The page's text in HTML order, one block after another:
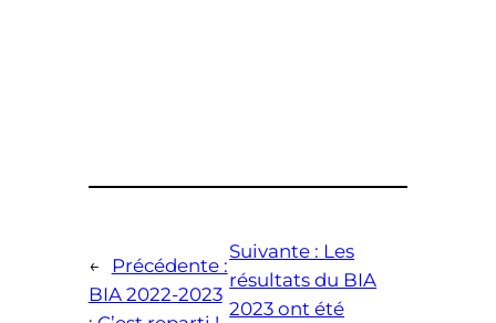
←
Précédente :
BIA 2022-2023
Suivante : Les
résultats du BIA
2023 ont été